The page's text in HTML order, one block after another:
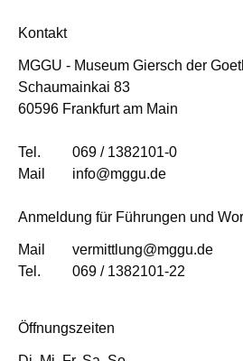
Kontakt
MGGU - Museum Giersch der
Schaumainkai 83
60596 Frankfurt am Main
Tel.
069 / 1382101-0
Mail
info@mggu.de
Anmeldung für Führungen und
Mail
vermittlung@mggu.de
Tel.
069 / 1382101-22
Öffnungszeiten